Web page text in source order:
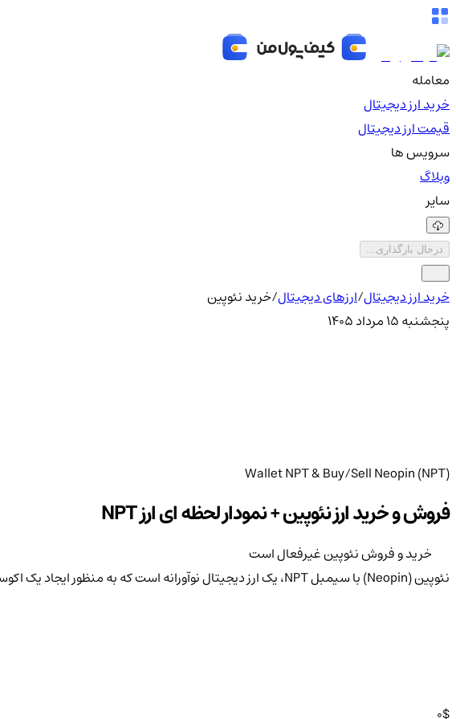
معامله
خرید ارز دیجیتال
قیمت ارز دیجیتال
سرویس ها
وبلاگ
سایر
درحال بارگذاری...
خرید ارز دیجیتال/ارزهای دیجیتال/خرید نئوپین
پنجشنبه ۱۵ مرداد ۱۴۰۵
Wallet NPT & Buy/Sell Neopin (NPT)
فروش و خرید ارز نئوپین + نمودار لحظه ای ارز NPT
خرید و فروش نئوپین غیرفعال است
نئوپین (Neopin) با سیمبل NPT، یک ارز دیجیتال نوآورانه است که به منظور ایجاد یک اکوسیستم غیرمتمرکز و امن برای کاربران طراحی شده است.
0$